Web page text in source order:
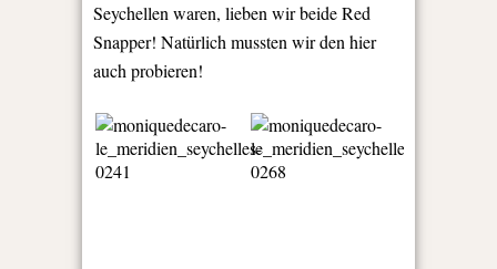
Seychellen waren, lieben wir beide Red
Snapper! Natürlich mussten wir den hier
auch probieren!